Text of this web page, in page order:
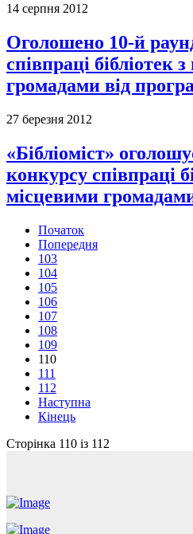
14 серпня 2012
Оголошено 10-й
співпраці бібліотек
громадами від
27 березня 2012
«Бібліоміст»
конкурсу співпраці
місцевими
Початок
Попередня
103
104
105
106
107
108
109
110
111
112
Наступна
Кінець
Сторінка 110 із 112